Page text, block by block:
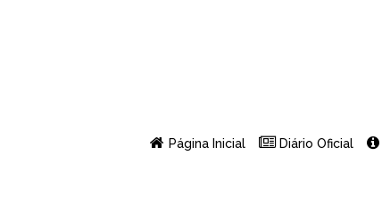
Página Inicial Diário Oficial